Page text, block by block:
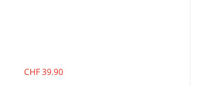
CHF39.90